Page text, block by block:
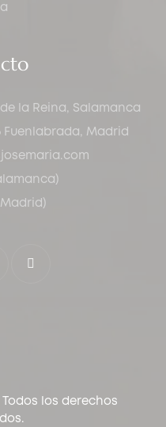
de la Reina, Salamanca
Fuenlabrada, Madrid
(Madrid)
los derechos